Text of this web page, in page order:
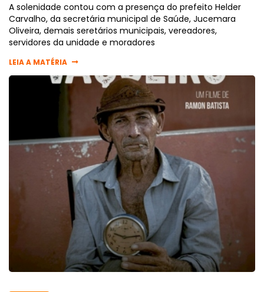
A solenidade contou com a presença do prefeito Helder
Carvalho, da secretária municipal de Saúde, Jucemara
Oliveira, demais seretários municipais, vereadores,
servidores da unidade e moradores
LEIA A MATÉRIA